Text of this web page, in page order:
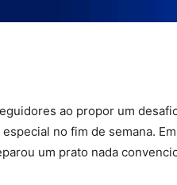
ao propor um
no fim de semana.
um prato nada